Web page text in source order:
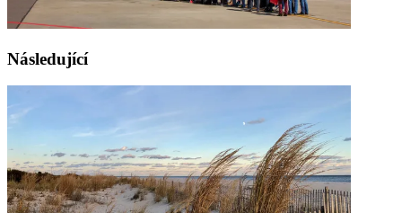
Následující